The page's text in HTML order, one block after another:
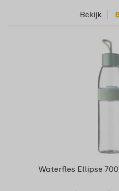
Bekijk
Waterfles Ellipse